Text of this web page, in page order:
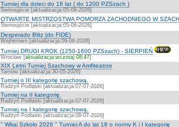
Turniej dla dzieci do 16 lat ( do 1200 PZSzach )
Świnoujście [aktualizacja:05-08-2026]
OTWARTE MISTRZOSTWA POMORZA ZACHODNIEGO W
Świnoujście [aktualizacja:05-08-2026]
Desperado Blitz (do FIDE)
Wejherowo [aktualizacja:09-06-2026]
Turniej DRUGI KROK (1250-1600 PZSzach) - SIERPIEŃ
Wrocław [aktualizacja:wczoraj 08:47]
XIX Letni Turniej Szachowy w Amfiteatrze
Tarnów [aktualizacja:30-05-2026]
Turniej o III kategorię szachową.
Radzyń Podlaski [aktualizacja:07-07-2026]
Turniej na II kategorię.
Radzyń Podlaski [aktualizacja:07-07-2026]
Turniej na I kategorię szachową.
Radzyń Podlaski [aktualizacja:08-07-2026]
" Witaj Szkoło 2026 " Turniej A do lat 18 o normy K i I kategorię